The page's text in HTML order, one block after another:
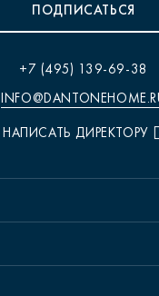
ПОДПИСАТЬСЯ
+7 (495) 139-69-38
НАПИСАТЬ ДИРЕКТОРУ